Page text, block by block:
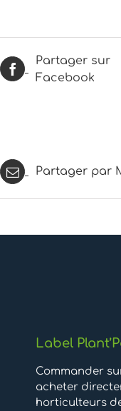
Partager sur
Facebook
Partager par
Label
Commander
acheter
horticulteurs